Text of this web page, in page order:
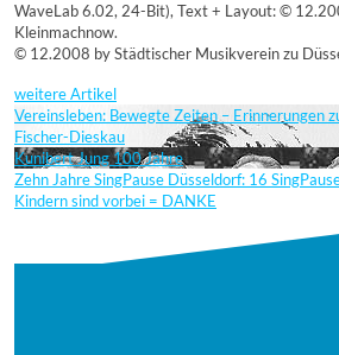
WaveLab 6.02, 24-Bit), Text + Layout: ©
Kleinmachnow.
© 12.2008 by Städtischer Musikverein zu
weitere Artikel
Vereinsleben: Bewegte Zeiten – Erinnerungen
Fischer-Dieskau
Kunibert Jung 100 Jahre
Zehn Jahre SingPause Düsseldorf: 16
Kindern sind vorbei = DANKE